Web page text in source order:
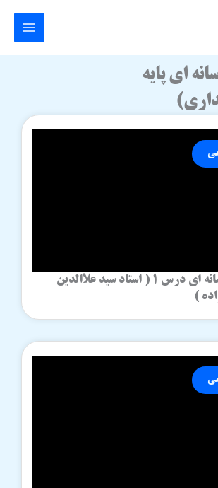
ای پایه
تفکر و سواد رسانه ای درس 1 ( استاد سید علاالدین
)